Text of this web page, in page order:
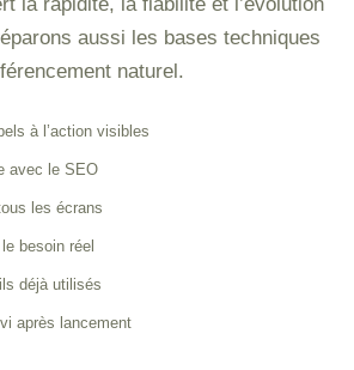
aussi les bases techniques
naturel.
à l’action visibles
avec le SEO
les écrans
besoin réel
déjà utilisés
après lancement